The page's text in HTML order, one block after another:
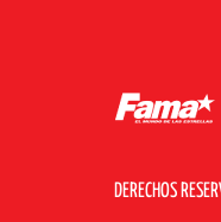
DERECHOS